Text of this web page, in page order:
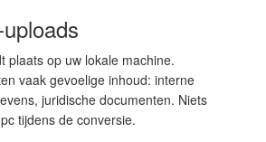
plaats op uw lokale machine.
vaak gevoelige inhoud: interne
juridische documenten. Niets
tijdens de conversie.